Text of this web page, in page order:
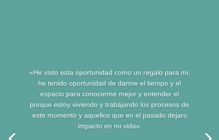
«He visto esta oportunidad como un regalo para mi,
he tenido oportunidad de darme el tiempo y el
espacio para conocerme mejor y entender el
porque estoy viviendo y trabajando los procesos de
este momento y aquellos que en el pasado dejaro
impacto en mi vida».